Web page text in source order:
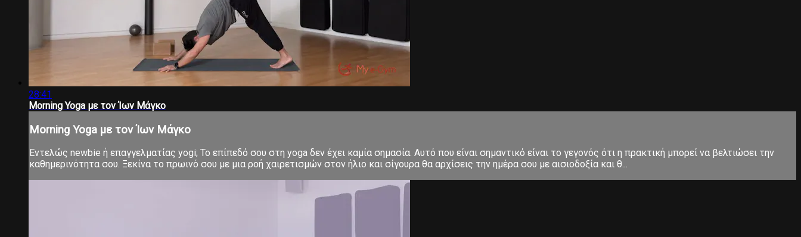
28:41
Morning Yoga με τον Ίων Μάγκο
Morning Yoga με τον Ίων Μάγκο
Εντελώς newbie ή επαγγελματίας yogi; Το επίπεδό σου στη yoga δεν έχει καμία σημασία. Αυτό που είναι σημαντικό είναι το γεγονός ότι η πρακτική μπορεί να βελτιώσει την
καθημερινότητα σου. Ξεκίνα το πρωινό σου με μια ροή χαιρετισμών στον ήλιο και σίγουρα θα αρχίσεις την ημέρα σου με αισιοδοξία και θ...